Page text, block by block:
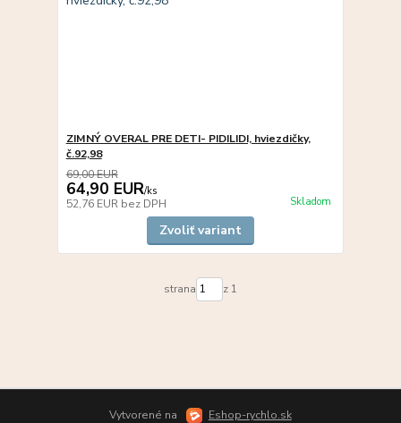
ZIMNÝ OVERAL PRE DETI- PIDILIDI, hviezdičky,
č.92,98
69,00 EUR
64,90 EUR/ks
52,76 EUR bez DPH Skladom
Zvoliť variant
strana z 1
Vytvorené na Eshop-rychlo.sk